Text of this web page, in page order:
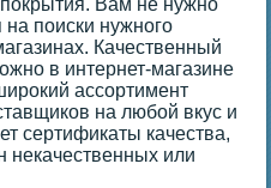
на поиски нужного
Качественный
в интернет-магазине
ассортимент
на любой вкус и
сертификаты качества,
некачественных или